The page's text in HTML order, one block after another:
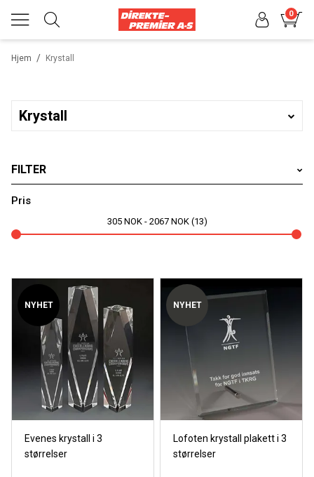
0
/
Hjem Krystall
Krystall
FILTER
Varemerker
Velg produkttype
Pris
305 NOK 2067 NOK 13
NYHET
Evenes krystall i 3
størrelser
NYHET
Lofoten krystall plakett i 3
størrelser